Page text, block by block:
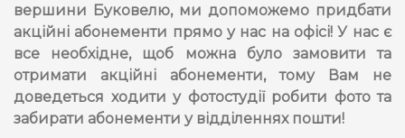
вершини Буковелю, ми допоможемо придбати
акційні абонементи прямо у нас на офісі! У нас є
все необхідне, щоб можна було замовити та
отримати акційні абонементи, тому Вам не
доведеться ходити у фотостудії робити фото та
забирати абонементи у відділеннях пошти!